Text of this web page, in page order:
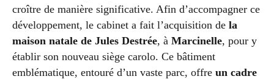
croître de manière significative. Afin d’accompagner ce
développement, le cabinet a fait l’acquisition de la
maison natale de Jules Destrée, à Marcinelle, pour y
établir son nouveau siège carolo. Ce bâtiment
emblématique, entouré d’un vaste parc, offre un cadre